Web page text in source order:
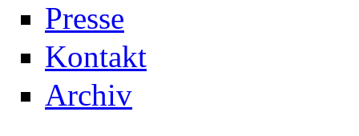
Presse
Kontakt
Archiv